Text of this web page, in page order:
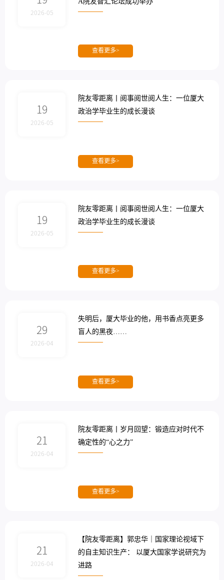
2026-05
A院友智汇论坛成功举办
查看更多>
19
2026-05
院友零距离丨阅事阅世阅人生：一位厦大
政治学毕业生的成长漫谈
查看更多>
19
2026-05
院友零距离丨阅事阅世阅人生：一位厦大
政治学毕业生的成长漫谈
查看更多>
29
2026-04
失明后，厦大毕业的他，用书香点亮更多
盲人的黑夜……
查看更多>
21
2026-04
院友零距离丨岁月回望：锻造应对时代不
确定性的“心之力”
查看更多>
21
2026-04
【院友零距离】郭忠华｜国家理论视域下
的自主知识生产： 以厦大国家学说研究为
进路